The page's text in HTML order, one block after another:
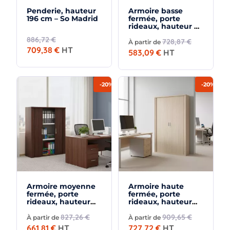
Demande de rappel ×
Penderie, hauteur
196 cm – So Madrid
886,72 €
709,38 € HT
Armoire basse
fermée, porte
rideaux, hauteur 81
À partir de 728,87 €
583,09 € HT
Armoire moyenne
fermée, porte
rideaux, hauteur
À partir de 827,26 €
-20%
Armoire haute
fermée, porte
rideaux, hauteur
À partir de 909,65 €
-20%